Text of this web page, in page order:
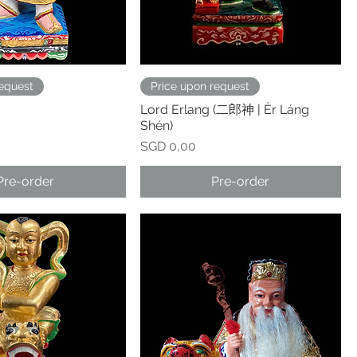
order
Price upon request
Lord Erlang (二郎神 | Èr Láng
Shén)
Prijs
SGD 0,00
Pre-order